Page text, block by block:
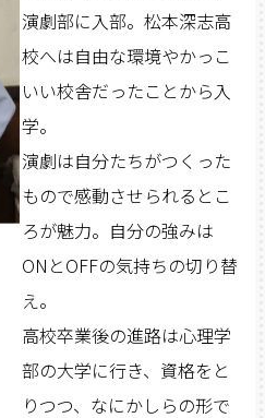
演劇部に入部。松本深志高
校へは自由な環境やかっこ
いい校舎だったことから入
学。
演劇は自分たちがつくった
もので感動させられるとこ
ろが魅力。自分の強みは
ONとOFFの気持ちの切り替
え。
高校卒業後の進路は心理学
部の大学に行き、資格をと
りつつ、なにかしらの形で